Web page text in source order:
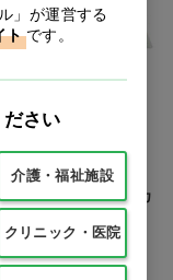
スティックゼリー カ
イプ コーヒー風味…
」が運営する
ト です。
さい
介護・福祉施設
クリニック・医院